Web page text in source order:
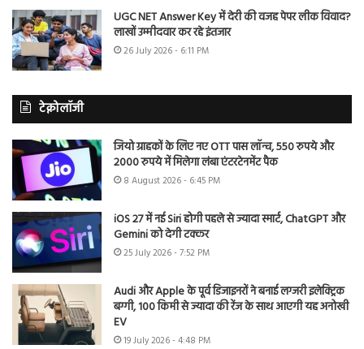
UGC NET Answer Key में देरी की वजह पेपर लीक विवाद?
लाखों उम्मीदवार कर रहे इंतजार
26 July 2026 - 6:11 PM
टेक्नोलॉजी
जियो ग्राहकों के लिए नए OTT पास लॉन्च, 550 रुपये और
2000 रुपये में मिलेगा लंबा एंटरटेनमेंट पैक
8 August 2026 - 6:45 PM
iOS 27 में नई Siri होगी पहले से ज्यादा स्मार्ट, ChatGPT और
Gemini को देगी टक्कर
25 July 2026 - 7:52 PM
Audi और Apple के पूर्व डिजाइनरों ने बनाई लग्जरी इलेक्ट्रिक
बग्गी, 100 किमी से ज्यादा की रेंज के साथ आएगी यह अनोखी
EV
19 July 2026 - 4:48 PM